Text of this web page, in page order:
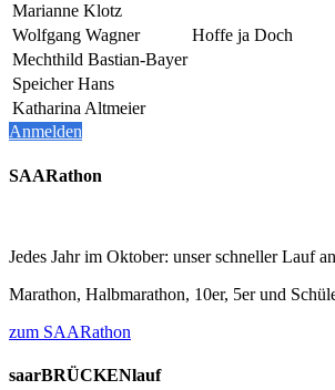
Marianne Klotz
Wolfgang Wagner
Hoffe ja Doch
Mechthild Bastian-Bayer
Speicher Hans
Katharina Altmeier
Anmelden
SAARathon
Jedes Jahr im Oktober: unser schneller Lauf
Marathon, Halbmarathon, 10er, 5er und
zum SAARathon
saarBRÜCKENlauf